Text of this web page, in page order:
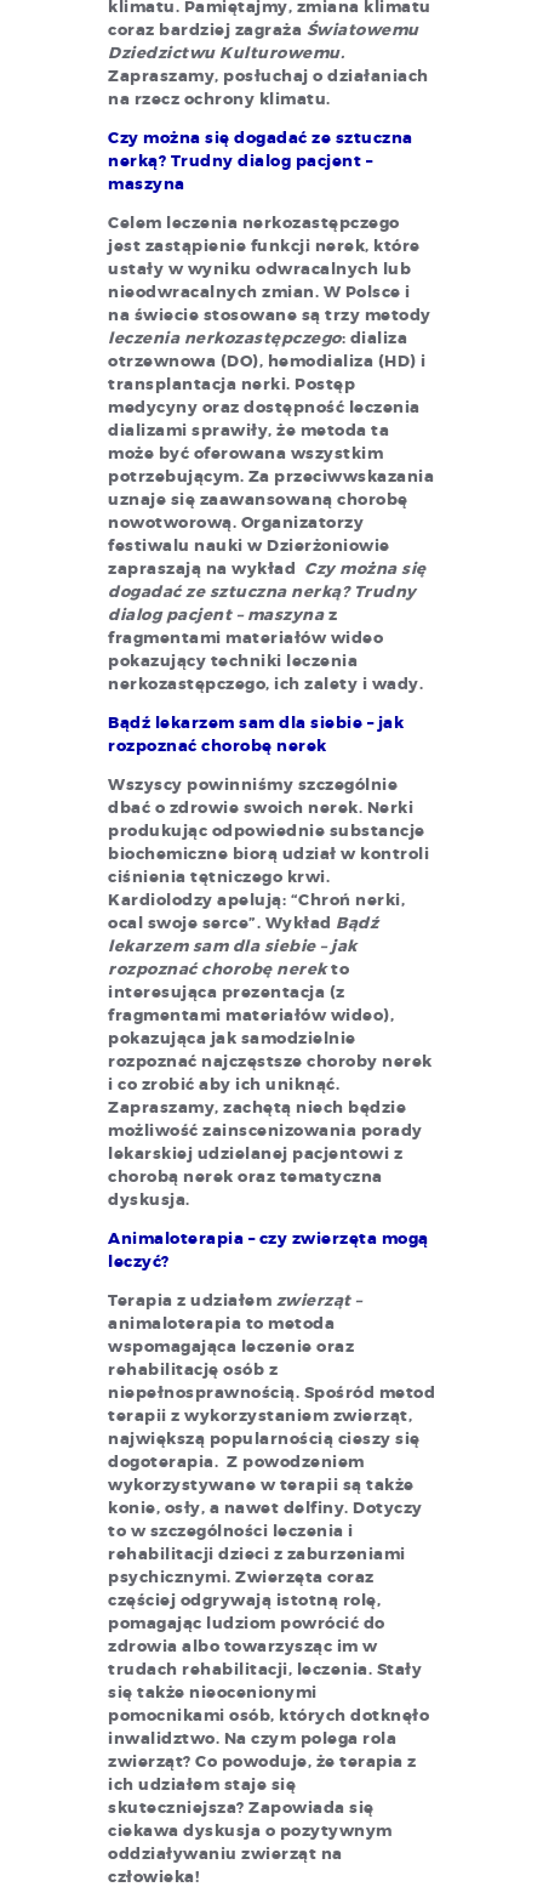
klimatu. Pamiętajmy, zmiana klimatu
coraz bardziej zagraża Światowemu
Dziedzictwu Kulturowemu.
Zapraszamy, posłuchaj o działaniach
na rzecz ochrony klimatu.
Czy można się dogadać ze sztuczna
nerką? Trudny dialog pacjent –
maszyna
Celem leczenia nerkozastępczego
jest zastąpienie funkcji nerek, które
ustały w wyniku odwracalnych lub
nieodwracalnych zmian. W Polsce i
na świecie stosowane są trzy metody
leczenia nerkozastępczego: dializa
otrzewnowa (DO), hemodializa (HD) i
transplantacja nerki. Postęp
medycyny oraz dostępność leczenia
dializami sprawiły, że metoda ta
może być oferowana wszystkim
potrzebującym. Za przeciwwskazania
uznaje się zaawansowaną chorobę
nowotworową. Organizatorzy
festiwalu nauki w Dzierżoniowie
zapraszają na wykład Czy można się
dogadać ze sztuczna nerką? Trudny
dialog pacjent – maszynaz
fragmentami materiałów wideo
pokazujący techniki leczenia
nerkozastępczego, ich zalety i wady.
Bądź lekarzem sam dla siebie – jak
rozpoznać chorobę nerek
Wszyscy powinniśmy szczególnie
dbać o zdrowie swoich nerek. Nerki
produkując odpowiednie substancje
biochemiczne biorą udział w kontroli
ciśnienia tętniczego krwi.
Kardiolodzy apelują: “Chroń nerki,
ocal swoje serce”. Wykład Bądź
lekarzem sam dla siebie – jak
rozpoznać chorobę nerekto
interesująca prezentacja (z
fragmentami materiałów wideo),
pokazująca jak samodzielnie
rozpoznać najczęstsze choroby nerek
i co zrobić aby ich uniknąć.
Zapraszamy, zachętą niech będzie
możliwość zainscenizowania porady
lekarskiej udzielanej pacjentowi z
chorobą nerek oraz tematyczna
dyskusja.
Animaloterapia – czy zwierzęta mogą
leczyć?
Terapia z udziałem zwierząt –
animaloterapia to metoda
wspomagająca leczenie oraz
rehabilitację osób z
niepełnosprawnością. Spośród metod
terapii z wykorzystaniem zwierząt,
największą popularnością cieszy się
dogoterapia. Z powodzeniem
wykorzystywane w terapii są także
konie, osły, a nawet delfiny. Dotyczy
to w szczególności leczenia i
rehabilitacji dzieci z zaburzeniami
psychicznymi. Zwierzęta coraz
częściej odgrywają istotną rolę,
pomagając ludziom powrócić do
zdrowia albo towarzysząc im w
trudach rehabilitacji, leczenia. Stały
się także nieocenionymi
pomocnikami osób, których dotknęło
inwalidztwo. Na czym polega rola
zwierząt? Co powoduje, że terapia z
ich udziałem staje się
skuteczniejsza? Zapowiada się
ciekawa dyskusja o pozytywnym
oddziaływaniu zwierząt na
człowieka!